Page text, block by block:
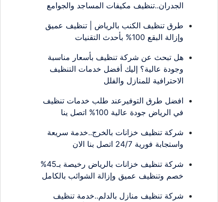
الجدران..تنظيف مكيفات المساجد والجوامع
طرق تنظيف الكنب بالرياض | تنظيف عميق
وإزالة البقع 100% بأحدث التقنيات
هل تبحث عن شركة تنظيف بأسعار مناسبة
وجودة عالية؟ إليك أفضل خدمات التنظيف
الاحترافية للمنازل والفلل
افضل طرق التوفيرعند طلب خدمات تنظيف
في الرياض جودة عالية 100% اتصل ينا
شركة تنظيف خزانات بالخرج..خدمة سريعة
واستجابة فورية 24/7 اتصل بنا الان
شركة تنظيف خزانات بالرياض رخيصة بـ45%
خصم وتنظيف عميق وإزالة الشوائب بالكامل
شركة تنظيف منازل بالدلم..خدمة تنظيف